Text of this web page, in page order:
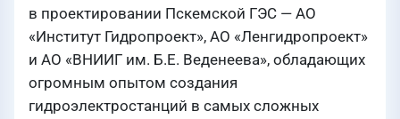
в проектировании Пскемской ГЭС — АО
«Институт Гидропроект», АО «Ленгидропроект»
и АО «ВНИИГ им. Б.Е. Веденеева», обладающих
огромным опытом создания
гидроэлектростанций в самых сложных